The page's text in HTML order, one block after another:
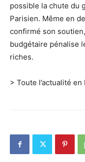
possible la chute du
Parisien. Même en
confirmé son
budgétaire pénalise
riches.
> Toute l’actualité en